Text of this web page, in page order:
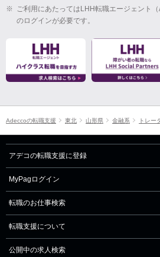
※ ご利用にあたってはLHH転職エージェント
のログインが必要です。
Adeccoの転職支援 東北 山形県 金融系 トレー
アデコの転職支援に登録
MyPagログイン
転職のお仕事検索
転職支援について
公開中の求人検索